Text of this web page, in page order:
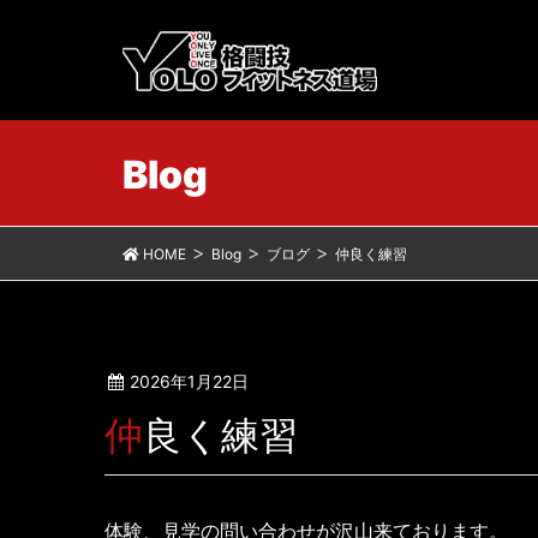
Blog
HOME Blog ブログ 仲良く練習
2026年1月22日
仲良く練習
体験、見学の問い合わせが沢山来ております。